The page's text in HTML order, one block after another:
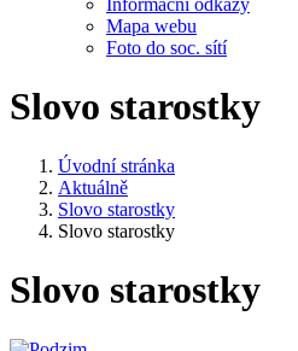
Informační odkazy
Mapa webu
Foto do soc. sítí
Slovo starostky
Úvodní stránka
Aktuálně
Slovo starostky
Slovo starostky
Slovo starostky